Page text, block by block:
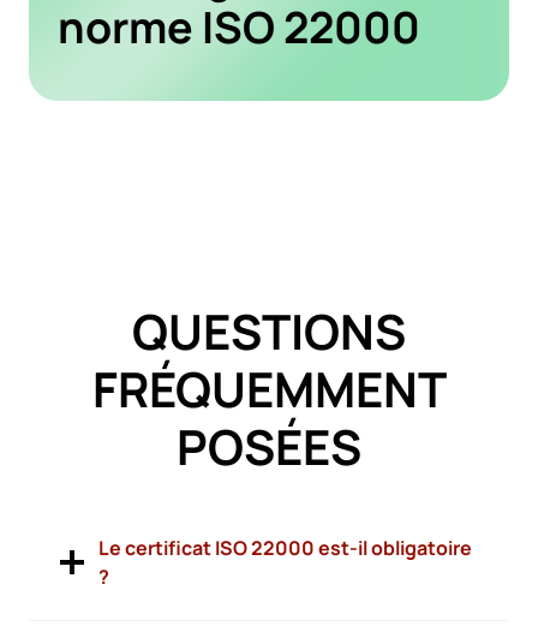
norme ISO 22000
QUESTIONS
FRÉQUEMMENT
POSÉES
Le certificat ISO 22000 est-il obligatoire
?